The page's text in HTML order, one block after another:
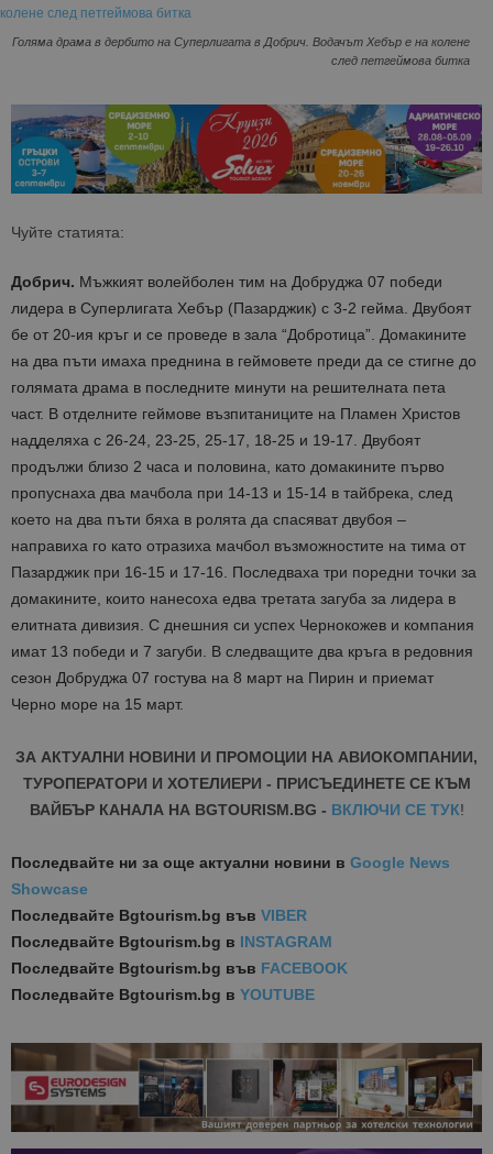
Голяма драма в дербито на Суперлигата в Добрич. Водачът Хебър е на колене
след петгеймова битка
Чуйте статията:
Добрич. Мъжкият волейболен тим на Добруджа 07 победи
лидера в Суперлигата Хебър (Пазарджик) с 3-2 гейма. Двубоят
бе от 20-ия кръг и се проведе в зала “Добротица”. Домакините
на два пъти имаха преднина в геймовете преди да се стигне до
голямата драма в последните минути на решителната пета
част. В отделните геймове възпитаниците на Пламен Христов
надделяха с 26-24, 23-25, 25-17, 18-25 и 19-17. Двубоят
продължи близо 2 часа и половина, като домакините първо
пропуснаха два мачбола при 14-13 и 15-14 в тайбрека, след
което на два пъти бяха в ролята да спасяват двубоя –
направиха го като отразиха мачбол възможностите на тима от
Пазарджик при 16-15 и 17-16. Последваха три поредни точки за
домакините, които нанесоха едва третата загуба за лидера в
елитната дивизия. С днешния си успех Чернокожев и компания
имат 13 победи и 7 загуби. В следващите два кръга в редовния
сезон Добруджа 07 гостува на 8 март на Пирин и приемат
Черно море на 15 март.
ЗА АКТУАЛНИ НОВИНИ И ПРОМОЦИИ НА АВИОКОМПАНИИ,
ТУРОПЕРАТОРИ И ХОТЕЛИЕРИ - ПРИСЪЕДИНЕТЕ СЕ КЪМ
ВАЙБЪР КАНАЛА НА BGTOURISM.BG - ВКЛЮЧИ СЕ ТУК!
Последвайте ни за още актуални новини в Google News
Showcase
Последвайте Bgtourism.bg във VIBER
Последвайте Bgtourism.bg в INSTAGRAM
Последвайте Bgtourism.bg във FACEBOOK
Последвайте Bgtourism.bg в YOUTUBE